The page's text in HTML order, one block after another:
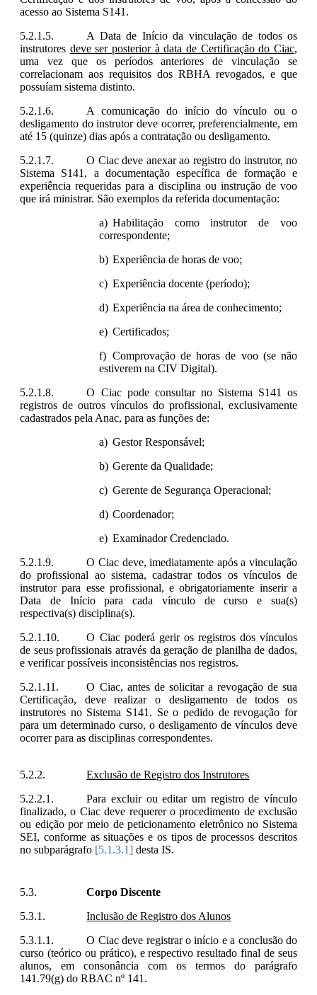
acesso ao Sistema S141.
A Data de Início da vinculação de todos os
instrutores deve ser posterior à data de Certificação do Ciac,
uma vez que os períodos anteriores de vinculação se
correlacionam aos requisitos dos RBHA revogados, e que
possuíam sistema distinto.
A comunicação do início do vínculo ou o
desligamento do instrutor deve ocorrer, preferencialmente, em
até 15 (quinze) dias após a contratação ou desligamento.
O Ciac deve anexar ao registro do instrutor, no
Sistema S141, a documentação específica de formação e
experiência requeridas para a disciplina ou instrução de voo
que irá ministrar. São exemplos da referida documentação:
Habilitação como instrutor de voo
correspondente;
Experiência de horas de voo;
Experiência docente (período);
Experiência na área de conhecimento;
Certificados;
Comprovação de horas de voo (se não
estiverem na CIV Digital).
O Ciac pode consultar no Sistema S141 os
registros de outros vínculos do profissional, exclusivamente
cadastrados pela Anac, para as funções de:
Gestor Responsável;
Gerente da Qualidade;
Gerente de Segurança Operacional;
Coordenador;
Examinador Credenciado.
O Ciac deve, imediatamente após a vinculação
do profissional ao sistema, cadastrar todos os vínculos de
instrutor para esse profissional, e obrigatoriamente inserir a
Data de Início para cada vínculo de curso e sua(s)
respectiva(s) disciplina(s).
O Ciac poderá gerir os registros dos vínculos
de seus profissionais através da geração de planilha de dados,
e verificar possíveis inconsistências nos registros.
O Ciac, antes de solicitar a revogação de sua
Certificação, deve realizar o desligamento de todos os
instrutores no Sistema S141. Se o pedido de revogação for
para um determinado curso, o desligamento de vínculos deve
ocorrer para as disciplinas correspondentes.
Exclusão de Registro dos Instrutores
Para excluir ou editar um registro de vínculo
finalizado, o Ciac deve requerer o procedimento de exclusão
ou edição por meio de peticionamento eletrônico no Sistema
SEI, conforme as situações e os tipos de processos descritos
no subparágrafo [5.1.3.1] desta IS.
Corpo Discente
Inclusão de Registro dos Alunos
O Ciac deve registrar o início e a conclusão do
curso (teórico ou prático), e respectivo resultado final de seus
alunos, em consonância com os termos do parágrafo
141.79(g) do RBAC nº 141.